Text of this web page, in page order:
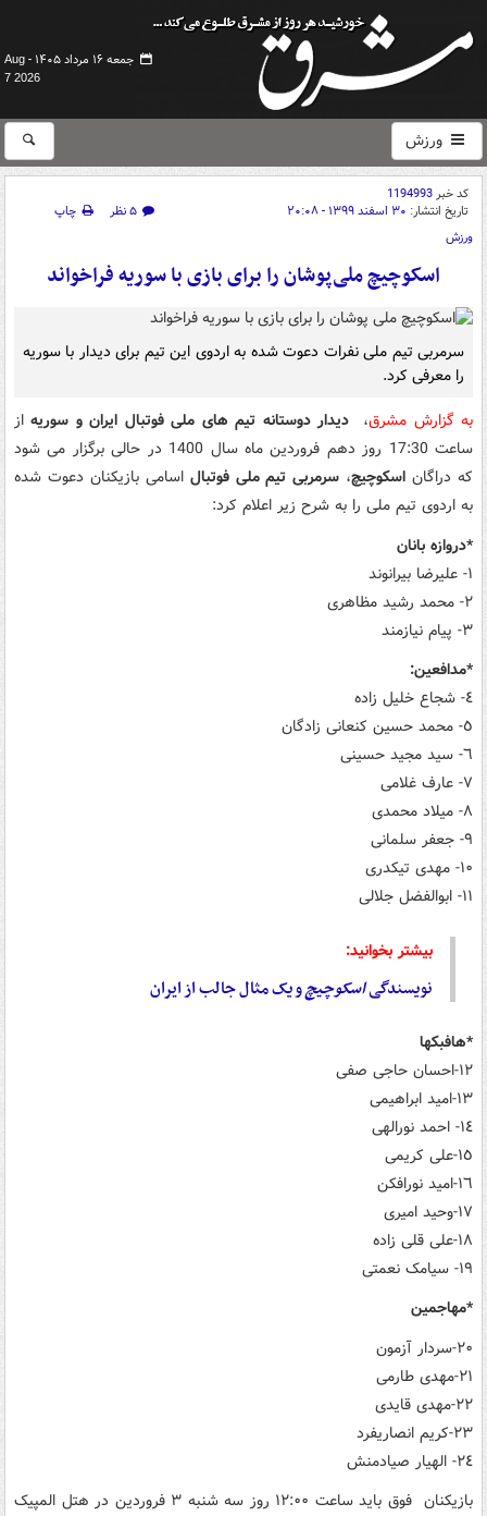
جمعه ۱۶ مرداد ۱۴۰۵ -
Aug
7 2026
ورزش
کد خبر1194993
تاریخ انتشار: ۳۰ اسفند ۱۳۹۹ - ۲۰:۰۸ ۵ نظر
چاپ
ورزش
اسکوچیچ ملی‌پوشان را برای بازی با سوریه فراخواند
سرمربی تیم ملی نفرات دعوت شده به اردوی این تیم برای دیدار با سوریه
را معرفی کرد.
به گزارش مشرق، دیدار دوستانه تیم های ملی فوتبال ایران و سوریهاز
ساعت 17:30 روز دهم فروردین ماه سال 1400 در حالی برگزار می شود
که دراگان اسکوچیچ، سرمربی تیم ملی فوتبال اسامی بازیکنان دعوت شده
به اردوی تیم ملی را به شرح زیر اعلام کرد:
*دروازه بانان
١- علیرضا بیرانوند
٢- محمد رشید مظاهری
٣- پیام نیازمند
*مدافعین:
٤- شجاع خلیل زاده
٥- محمد حسین کنعانی زادگان
٦- سید مجید حسینی
٧- عارف غلامی
٨- میلاد محمدی
٩- جعفر سلمانی
١٠- مهدی تیکدری
١١- ابوالفضل جلالی
بیشتر بخوانید:
نویسندگیاسکوچیچو یک مثال جالب از ایران
*هافبکها
١٢-احسان حاجی صفی
١٣-امید ابراهیمی
١٤- احمد نورالهی
١٥-علی کریمی
١٦-امید نورافکن
١٧-وحید امیری
١٨-علی قلی زاده
١٩- سیامک نعمتی
*مهاجمین
٢٠-سردار آزمون
٢١-مهدی طارمی
٢٢-مهدی قایدی
٢٣-کریم انصاریفرد
٢٤- الهیار صیادمنش
بازیکنان فوق باید ساعت ١٢:٠٠ روز سه شنبه ٣ فروردین در هتل المپیک